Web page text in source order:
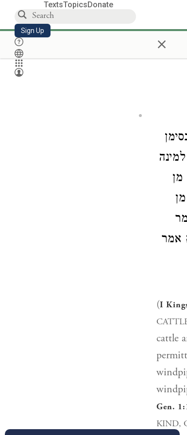
TextsTopicsDonate
Sign Up ×
אמר
(I
cattle
Gen.
KIND,